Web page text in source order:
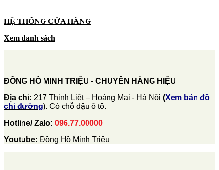
HỆ THỐNG CỬA HÀNG
Xem danh sách
ĐỒNG HỒ MINH TRIỆU - CHUYÊN HÀNG HIỆU
Địa chỉ: 217 Thịnh Liệt – Hoàng Mai - Hà Nội (Xem bản đồ
chỉ đường). Có chỗ đậu ô tô.
Hotline/ Zalo: 096.77.00000
Youtube: Đồng Hồ Minh Triệu